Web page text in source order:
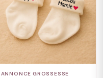
ANNONCE GROSSESSE